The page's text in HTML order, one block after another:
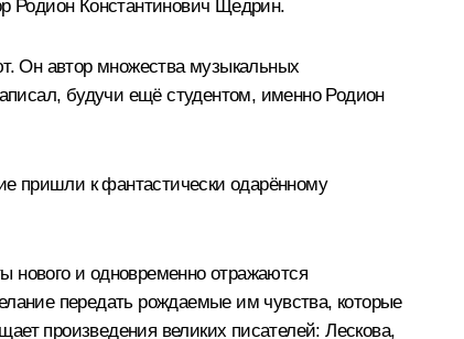
Родион Константинович Щедрин.
Он автор множества музыкальных
будучи ещё студентом, именно Родион
пришли к фантастически одарённому
нового и одновременно отражаются
передать рождаемые им чувства, которые
произведения великих писателей: Лескова,